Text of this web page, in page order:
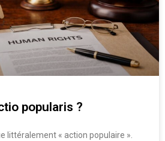
popularis ?
littéralement « action populaire ».